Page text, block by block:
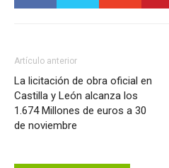
Artículo anterior
La licitación de obra oficial en
Castilla y León alcanza los
1.674 Millones de euros a 30
de noviembre